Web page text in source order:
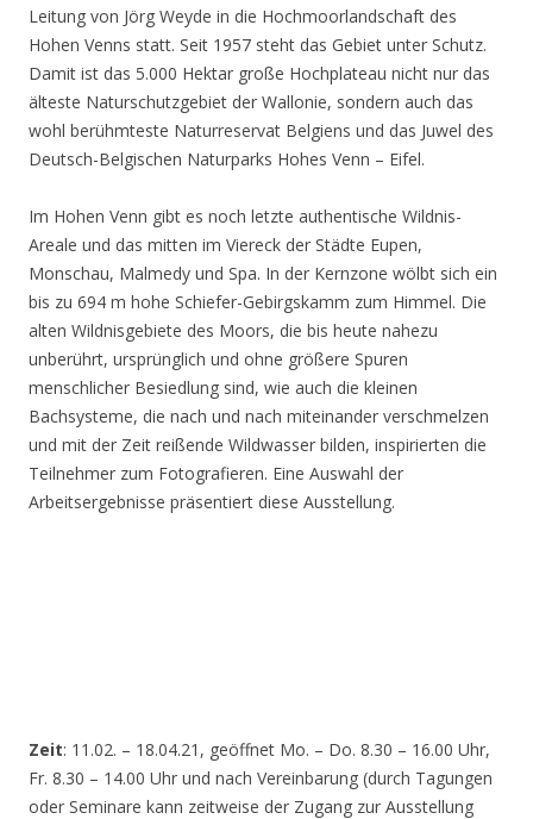
Leitung von Jörg Weyde in die Hochmoorlandschaft des
Hohen Venns statt. Seit 1957 steht das Gebiet unter Schutz.
Damit ist das 5.000 Hektar große Hochplateau nicht nur das
älteste Naturschutzgebiet der Wallonie, sondern auch das
wohl berühmteste Naturreservat Belgiens und das Juwel des
Deutsch-Belgischen Naturparks Hohes Venn – Eifel.
Im Hohen Venn gibt es noch letzte authentische Wildnis-
Areale und das mitten im Viereck der Städte Eupen,
Monschau, Malmedy und Spa. In der Kernzone wölbt sich ein
bis zu 694 m hohe Schiefer-Gebirgskamm zum Himmel. Die
alten Wildnisgebiete des Moors, die bis heute nahezu
unberührt, ursprünglich und ohne größere Spuren
menschlicher Besiedlung sind, wie auch die kleinen
Bachsysteme, die nach und nach miteinander verschmelzen
und mit der Zeit reißende Wildwasser bilden, inspirierten die
Teilnehmer zum Fotografieren. Eine Auswahl der
Arbeitsergebnisse präsentiert diese Ausstellung.
Zeit: 11.02. – 18.04.21, geöffnet Mo. – Do. 8.30 – 16.00 Uhr,
Fr. 8.30 – 14.00 Uhr und nach Vereinbarung (durch Tagungen
oder Seminare kann zeitweise der Zugang zur Ausstellung